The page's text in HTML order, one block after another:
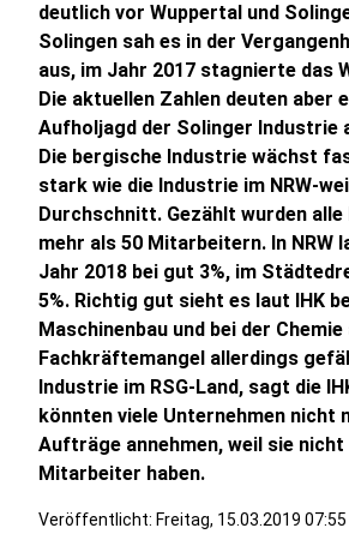
deutlich vor Wuppertal und
Solingen sah es in der
aus, im Jahr 2017 stagnierte das
Die aktuellen Zahlen deuten aber
Aufholjagd der Solinger Industrie
Die bergische Industrie wächst
stark wie die Industrie im NRW-
Durchschnitt. Gezählt wurden
mehr als 50 Mitarbeitern. In NRW
Jahr 2018 bei gut 3%, im
5%. Richtig gut sieht es laut IHK
Maschinenbau und bei der Chemie
Fachkräftemangel allerdings
Industrie im RSG-Land, sagt die
könnten viele Unternehmen nicht
Aufträge annehmen, weil sie nicht
Mitarbeiter haben.
Veröffentlicht: Freitag, 15.03.2019 07:55